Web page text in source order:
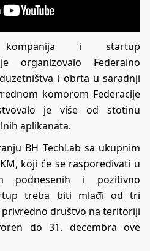
i startup
organizovalo Federalno
i obrta u saradnji
komorom Federacije
je više od stotinu
aplikanata.
BH TechLab sa ukupnim
koji će se raspoređivati u
podnesenih i pozitivno
treba biti mlađi od tri
društvo na teritoriji
do 31. decembra ove